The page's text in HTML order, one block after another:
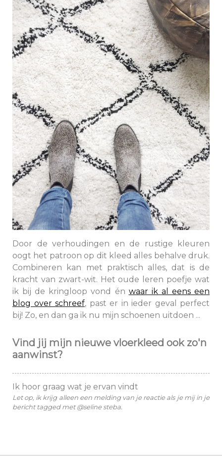
Door de verhoudingen en de rustige kleuren
oogt het patroon op dit kleed alles behalve druk.
Combineren kan met praktisch alles, dat is de
kracht van zwart-wit. Het oude leren poefje wat
ik bij de kringloop vond én waar ik al eens een
blog over schreef, past er in ieder geval perfect
bij! Zo, en dan ga ik nu mijn schoenen uitdoen ...
Vind jij mijn nieuwe vloerkleed ook zo'n
aanwinst?
Ik hoor graag wat je ervan vindt
Let op, ik krijg alleen een melding van je reactie als je mij in je
bericht tagged met @seline steba.